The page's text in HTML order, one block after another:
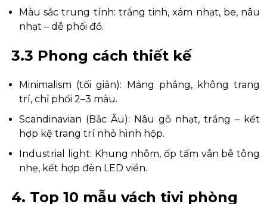
Màu sắc trung tính: trắng tinh, xám nhạt, be, nâu
nhạt – dễ phối đồ.
3.3 Phong cách thiết kế
Minimalism (tối giản): Mảng phẳng, không trang
trí, chỉ phối 2–3 màu.
Scandinavian (Bắc Âu): Nâu gỗ nhạt, trắng – kết
hợp kệ trang trí nhỏ hình hộp.
Industrial light: Khung nhôm, ốp tấm vân bê tông
nhẹ, kết hợp đèn LED viền.
4. Top 10 mẫu vách tivi phòng